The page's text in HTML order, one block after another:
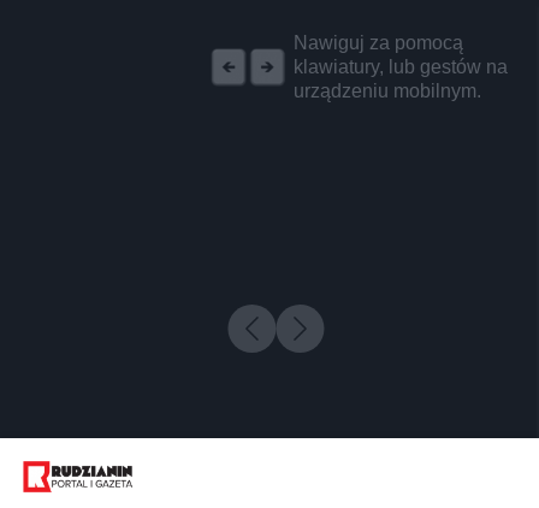
Nawiguj za pomocą
klawiatury, lub gestów na
urządzeniu mobilnym.